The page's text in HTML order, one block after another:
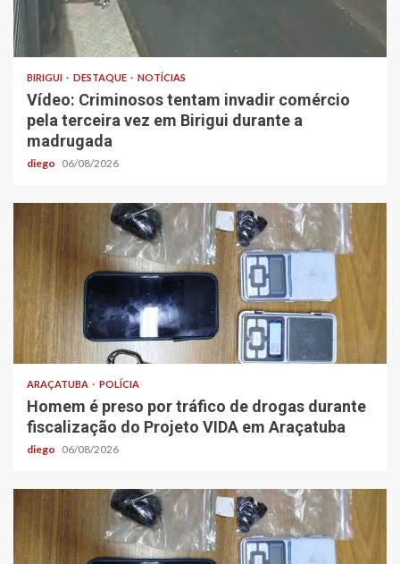
BIRIGUI DESTAQUE NOTÍCIAS
Vídeo: Criminosos tentam invadir comércio
pela terceira vez em Birigui durante a
madrugada
diego 06/08/2026
ARAÇATUBA POLÍCIA
Homem é preso por tráfico de drogas durante
fiscalização do Projeto VIDA em Araçatuba
diego 06/08/2026